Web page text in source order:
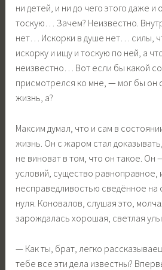
ни детей, и ни до чего этого даже и
тоскую… Зачем? Неизвестно.
нет… Искорки в душе нет… силы,
искорку и ищу и тоскую по ней, а
неизвестно… Вот если бы какой
присмотрелся ко мне, — мог бы он
жизнь, а?
Максим думал, что и сам в
жизнь. Он с жаром стал
не виноват в том, что он такое.
условий, существо равноправное,
несправедливостью сведённое на
нуля. Коновалов, слушая это,
зарождалась хорошая, светлая
— Как ты, брат, легко
тебе все эти дела известны?